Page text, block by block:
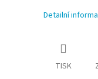
Detailní
TISK